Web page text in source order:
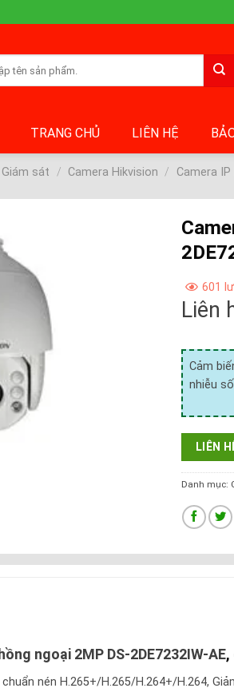
TRANG CHỦ LIÊN HỆ
sát / Camera Hikvision / Camera
601
Liên
Cảm
nhiễu
LIÊN
Danh mục:
ngoại 2MP DS-2DE7232IW-AE,
chuẩn nén H.265+/H.265/H.264+/H.264,